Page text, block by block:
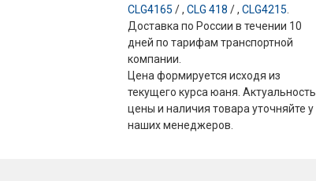
CLG4165 / ,CLG 418 / ,CLG4215
Доставка по России в течении 10
дней по тарифам транспортной
компании.
Цена формируется исходя из
текущего курса юаня. Актуальность
цены и наличия товара уточняйте у
наших менеджеров.